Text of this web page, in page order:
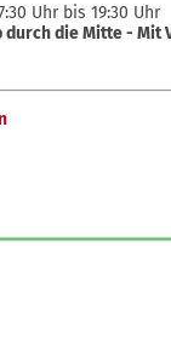
Uhr bis 19:30 Uhr
durch die Mitte - Mit